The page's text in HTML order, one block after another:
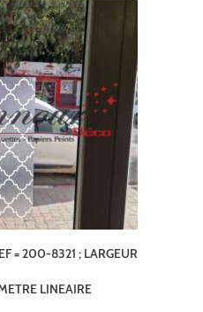
= 200-8321 ; LARGEUR
LINEAIRE